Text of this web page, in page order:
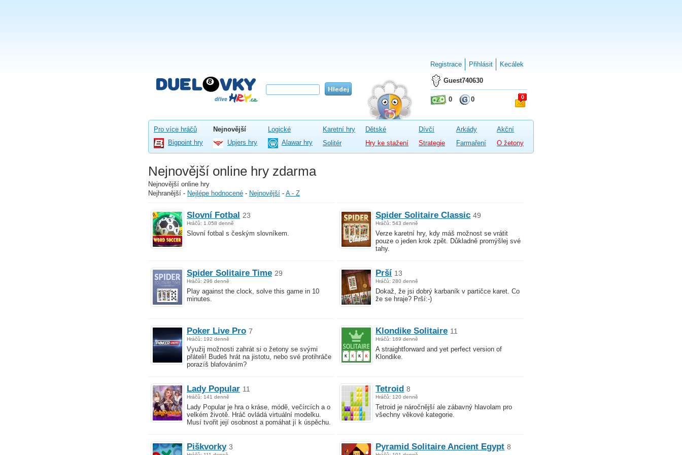
Registrace Přihlásit Kecálek
Guest740630
0 0 0
Pro více hráčů Nejnovější Logické Karetní hry Dětské Dívčí Arkády
Akční
Bigpoint hry
Upjers hry Alawar hry Solitér Hry ke stažení Strategie Farmaření O žetony
Nejnovější online hry zdarma
Nejnovější online hry
Nejhranější - Nejlépe hodnocené - Nejnovější - A - Z
Slovní Fotbal 23
Hráčů: 1.058 denně
Slovní fotbal s českým slovníkem.
Spider Solitaire Classic 49
Hráčů: 543 denně
Verze karetní hry, kdy máš možnost se vrátit
pouze o jeden krok zpět. Důkladně promýšlej své
tahy.
Spider Solitaire Time 29
Hráčů: 296 denně
Play against the clock, solve this game in 10
minutes.
Prší 13
Hráčů: 280 denně
Dokaž, že jsi dobrý karbaník v partičce karet. Co
že se hraje? Prší:-)
Poker Live Pro 7
Hráčů: 192 denně
Využij možnosti zahrát si o žetony se svými
přáteli! Budeš hrát na jistotu, nebo své protihráče
porazíš blafováním?
Klondike Solitaire 11
Hráčů: 169 denně
A straightforward and yet perfect version of
Klondike.
Lady Popular 11
Hráčů: 141 denně
Lady Popular je hra o kráse, módě, večírcích a o
velkém životě. Hráč ovládá virtuální modelku.
Musí tvořit její osobnost a pomáhat jí k úspěchu.
Tetroid 8
Hráčů: 120 denně
Tetroid je náročnější ale zábavný hlavolam pro
všechny věkové kategorie.
Piškvorky 3 Pyramid Solitaire Ancient Egypt 8